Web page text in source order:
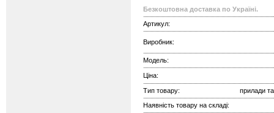
Безкоштовна доставка по Україні.
Артикул:
Виробник:
Модель:
Ціна:
Тип товару:
прилади
Наявність товару на складі: